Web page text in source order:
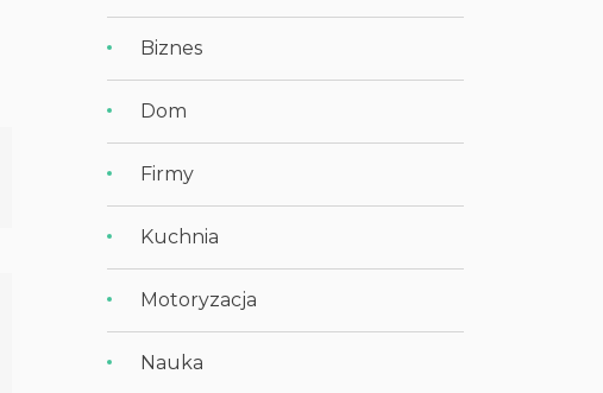
Biznes
Dom
Firmy
Kuchnia
Motoryzacja
Nauka